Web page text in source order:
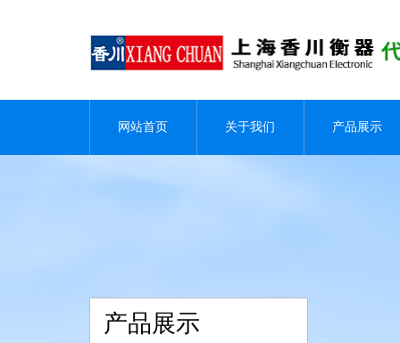
网站首页 关于我们 产品展示
产品展示